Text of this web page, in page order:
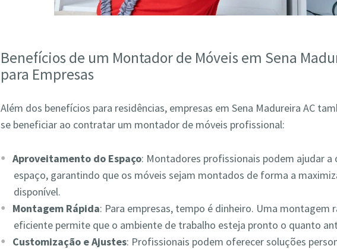
Benefícios de um Montador de Móveis em Sena
para Empresas
Além dos benefícios para residências, empresas em Sena Madureira AC
se beneficiar ao contratar um montador de móveis profissional:
Aproveitamento do Espaço: Montadores profissionais podem ajudar a
espaço, garantindo que os móveis sejam montados de forma a
disponível.
Montagem Rápida: Para empresas, tempo é dinheiro. Uma montagem
eficiente permite que o ambiente de trabalho esteja pronto o quanto
Customização e Ajustes: Profissionais podem oferecer soluções